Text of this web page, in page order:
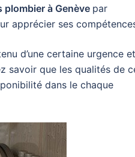
plombier à Genève par
apprécier ses
d’une certaine urgence et
savoir que les qualités de
dans le chaque